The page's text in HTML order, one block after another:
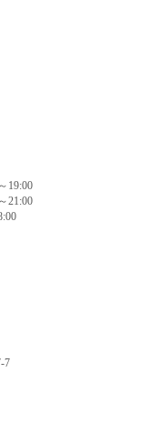
19:00
21:00
7